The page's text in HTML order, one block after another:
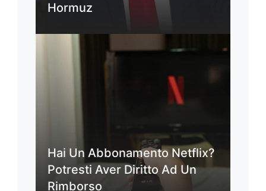
Hormuz
Hai Un Abbonamento Netflix?
Potresti Aver Diritto Ad Un
Rimborso